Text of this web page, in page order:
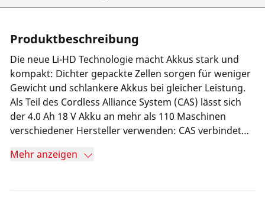
Produktbeschreibung
Die neue Li-HD Technologie macht Akkus stark und
kompakt: Dichter gepackte Zellen sorgen für weniger
Gewicht und schlankere Akkus bei gleicher Leistung.
Als Teil des Cordless Alliance System (CAS) lässt sich
der 4.0 Ah 18 V Akku an mehr als 110 Maschinen
verschiedener Hersteller verwenden: CAS verbindet
Akkutechnologie nutzen.
Mehr anzeigen